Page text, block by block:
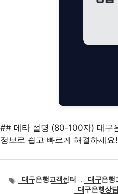
## 메타 설명 (80-100자) 대구
정보로 쉽고 빠르게 해결하세
태대구은행고객센터 , 대구은행
대구은행상